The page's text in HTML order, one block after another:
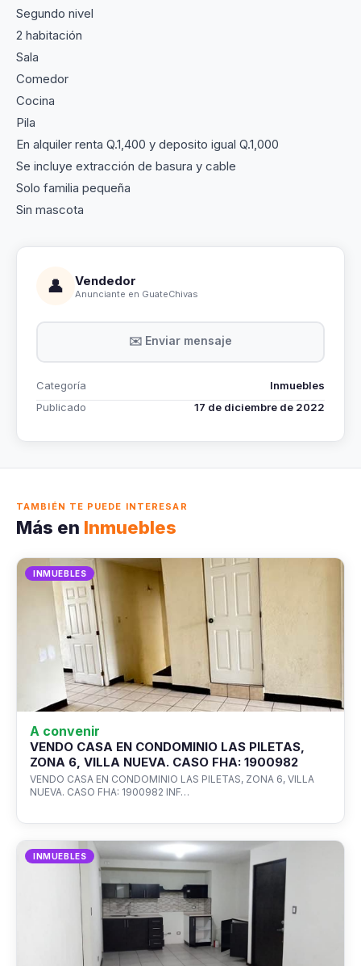
Segundo nivel
2 habitación
Sala
Comedor
Cocina
Pila
En alquiler renta Q.1,400 y deposito igual Q.1,000
Se incluye extracción de basura y cable
Solo familia pequeña
Sin mascota
👤 Vendedor
Anunciante en GuateChivas
✉️ Enviar mensaje
Categoría
Inmuebles
Publicado
17 de diciembre de 2022
TAMBIÉN TE PUEDE INTERESAR
Más en Inmuebles
INMUEBLES
A convenir
VENDO CASA EN CONDOMINIO LAS PILETAS,
ZONA 6, VILLA NUEVA. CASO FHA: 1900982
VENDO CASA EN CONDOMINIO LAS PILETAS, ZONA 6, VILLA
NUEVA. CASO FHA: 1900982 INF…
INMUEBLES